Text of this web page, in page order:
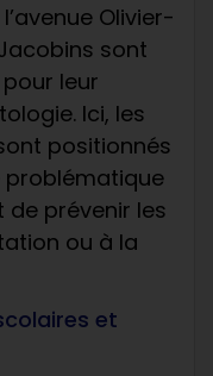
Olivier-
sont
leur
Ici, les
positionnés
problématique
prévenir les
ou à la
et